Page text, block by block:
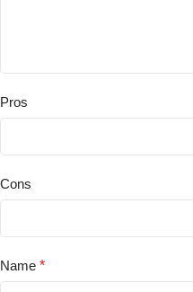
Pros
Cons
Name *